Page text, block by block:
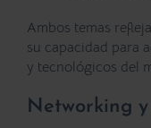
Ambos temas
su capacidad para
y tecnológicos del
Networking